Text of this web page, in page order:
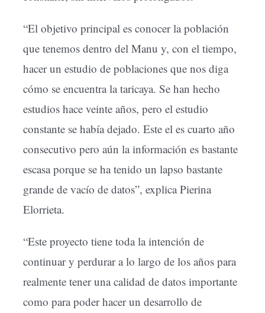
“El objetivo principal es conocer la población
que tenemos dentro del Manu y, con el tiempo,
hacer un estudio de poblaciones que nos diga
cómo se encuentra la taricaya. Se han hecho
estudios hace veinte años, pero el estudio
constante se había dejado. Este el es cuarto año
consecutivo pero aún la información es bastante
escasa porque se ha tenido un lapso bastante
grande de vacío de datos”, explica Pierina
Elorrieta.
“Este proyecto tiene toda la intención de
continuar y perdurar a lo largo de los años para
realmente tener una calidad de datos importante
como para poder hacer un desarrollo de